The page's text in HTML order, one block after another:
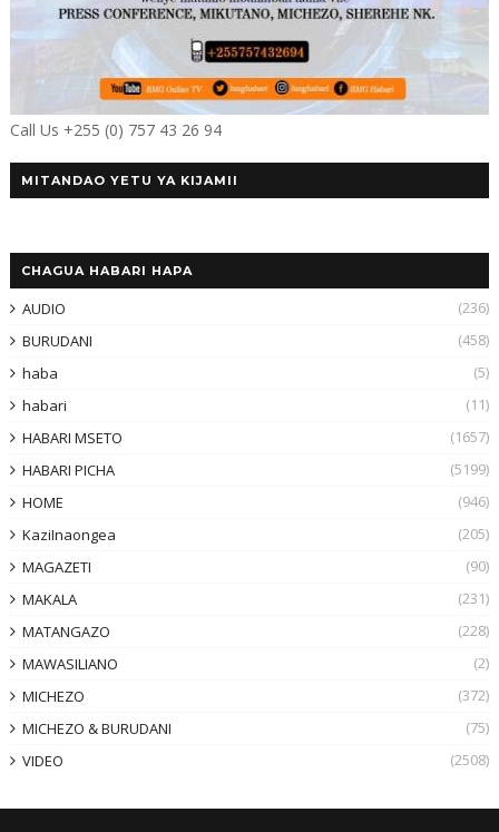
Call Us +255 (0) 757 43 26 94
MITANDAO YETU YA KIJAMII
CHAGUA HABARI HAPA
AUDIO
(236)
BURUDANI
(458)
haba
(5)
habari
(11)
HABARI MSETO
(1657)
HABARI PICHA
(5199)
HOME
(946)
KaziInaongea
(205)
MAGAZETI
(90)
MAKALA
(231)
MATANGAZO
(228)
MAWASILIANO
(2)
MICHEZO
(372)
MICHEZO & BURUDANI
(75)
VIDEO
(2508)